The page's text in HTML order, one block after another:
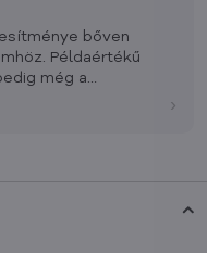
bőven
Példaértékű
még a
Még
›